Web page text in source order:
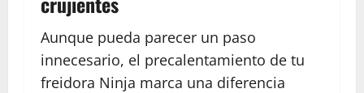
Aunque pueda parecer un paso
innecesario, el precalentamiento de tu
freidora Ninja marca una diferencia